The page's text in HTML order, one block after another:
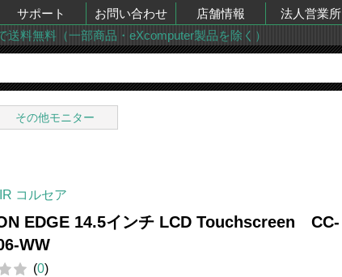
サポート お問い合わせ 店舗情報 法人営業所
送料無料（一部商品・eXcomputer製品を除く）
その他モニター
コルセア
EDGE 14.5インチ LCD Touchscreen CC-
WW
(0)